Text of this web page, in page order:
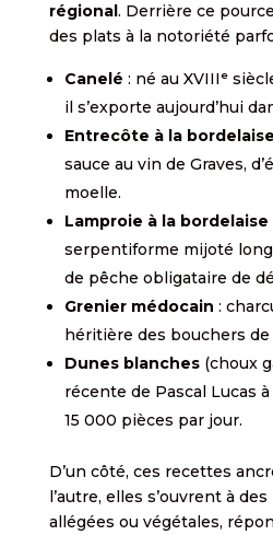
régional. Derrière ce
des plats à la notoriété
Canelé : né au XVIIIᵉ
il s’exporte aujourd’hui
Entrecôte à la bordelaise
sauce au vin de Graves,
moelle.
Lamproie à la bordelaise
serpentiforme mijoté
de pêche obligataire de
Grenier médocain :
héritière des bouchers de
Dunes blanches(choux
récente de Pascal Lucas
15 000 pièces par jour.
D’un côté, ces recettes
l’autre, elles s’ouvrent à
allégées ou végétales,